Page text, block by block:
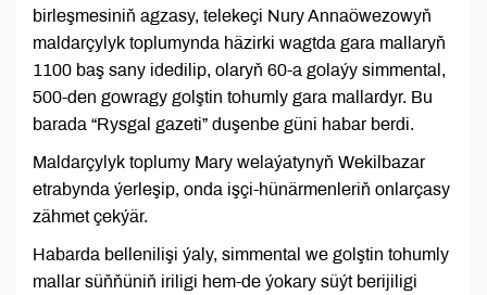
birleşmesiniň agzasy, telekeçi Nury Annaöwezowyň
maldarçylyk toplumynda häzirki wagtda gara mallaryň
1100 baş sany idedilip, olaryň 60-a golaýy simmental,
500-den gowragy golştin tohumly gara mallardyr. Bu
barada “Rysgal gazeti” duşenbe güni habar berdi.
Maldarçylyk toplumy Mary welaýatynyň Wekilbazar
etrabynda ýerleşip, onda işçi-hünärmenleriň onlarçasy
zähmet çekýär.
Habarda bellenilişi ýaly, simmental we golştin tohumly
mallar süňňüniň iriligi hem-de ýokary süýt berijiligi